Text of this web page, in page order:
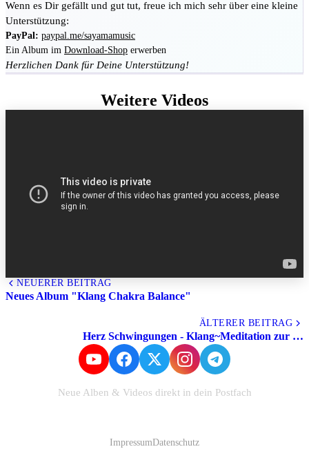
Wenn es Dir gefällt und gut tut, freue ich mich sehr über eine kleine
Unterstützung:
PayPal: paypal.me/sayamamusic
Ein Album im Download-Shop erwerben
Herzlichen Dank für Deine Unterstützung!
Weitere Videos
NEUERER BEITRAG
Neues Album "Klang Chakra Balance"
ÄLTERER BEITRAG
Herz Schwingungen - Klang~Meditation zur …
Neue Alben & Videos direkt in dein Postfach
ImpressumDatenschutz